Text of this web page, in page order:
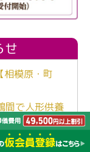
せ
相模原・町
間で人形供養
ぴったりのイ